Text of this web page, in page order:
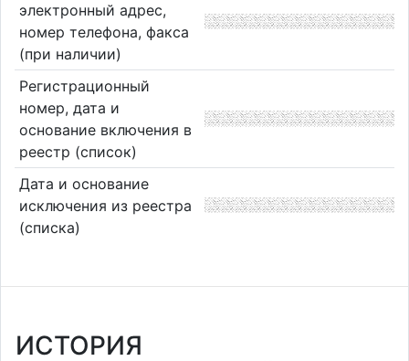
электронный адрес,
номер телефона, факса
(при наличии)
Регистрационный
номер, дата и
основание включения в
реестр (список)
Дата и основание
исключения из реестра
(списка)
ИСТОРИЯ